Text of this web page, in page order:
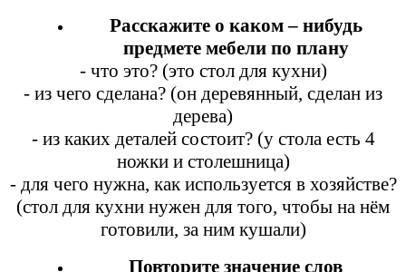
Расскажите о каком – нибудь
предмете мебели по плану
- что это? (это стол для кухни)
- из чего сделана? (он деревянный, сделан из
дерева)
- из каких деталей состоит? (у стола есть 4
ножки и столешница)
- для чего нужна, как используется в хозяйстве?
(стол для кухни нужен для того, чтобы на нём
готовили, за ним кушали)
Повторите значение слов